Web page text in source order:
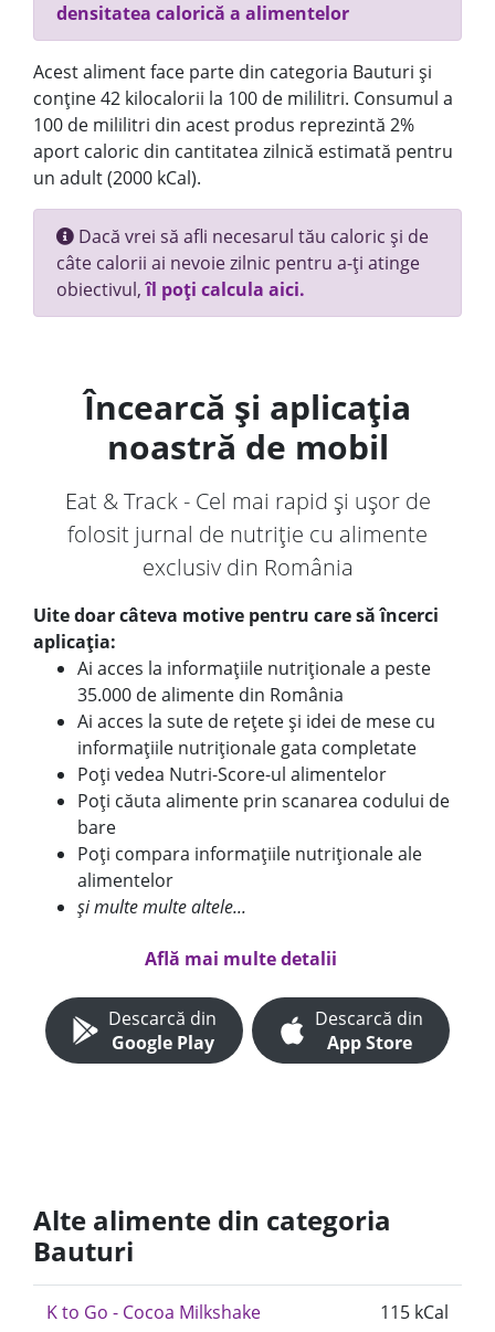
densitatea calorică a alimentelor
Acest aliment face parte din categoria Bauturi și
conține 42 kilocalorii la 100 de mililitri. Consumul a
100 de mililitri din acest produs reprezintă 2%
aport caloric din cantitatea zilnică estimată pentru
un adult (2000 kCal).
Dacă vrei să afli necesarul tău caloric și de
câte calorii ai nevoie zilnic pentru a-ți atinge
obiectivul,îl poți calcula aici.
Încearcă și aplicația
noastră de mobil
Eat & Track - Cel mai rapid și ușor de
folosit jurnal de nutriție cu alimente
exclusiv din România
Uite doar câteva motive pentru care să încerci
aplicația:
Ai acces la informațiile nutriționale a peste
35.000 de alimente din România
Ai acces la sute de rețete și idei de mese cu
informațiile nutriționale gata completate
Poți vedea Nutri-Score-ul alimentelor
Poți căuta alimente prin scanarea codului de
bare
Poți compara informațiile nutriționale ale
alimentelor
și multe multe altele...
Află mai multe detalii
Descarcă din
Google Play
Descarcă din
App Store
Alte alimente din categoria
Bauturi
K to Go - Cocoa Milkshake 115 kCal